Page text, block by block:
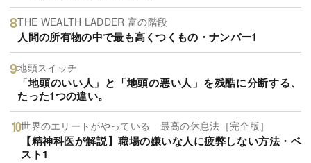
THE WEALTH LADDER 富の階段
人間の所有物の中で最も高くつくもの・ナンバー1
地頭スイッチ
「地頭のいい人」と「地頭の悪い人」を残酷に分断する、
たった1つの違い。
世界のエリートがやっている 最高の休息法［完全版］
【精神科医が解説】職場の嫌いな人に疲弊しない方法・ベ
スト1